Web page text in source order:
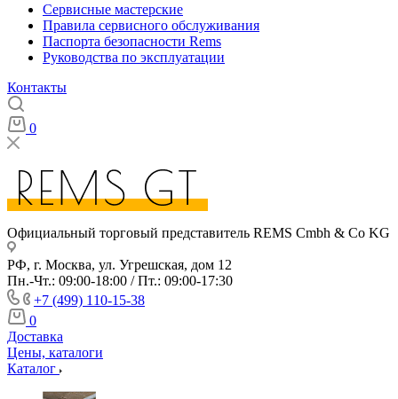
Сервисные мастерские
Правила сервисного обслуживания
Паспорта безопасности Rems
Руководства по эксплуатации
Контакты
0
Официальный торговый представитель REMS Cmbh & Co KG
РФ, г. Москва, ул. Угрешская, дом 12
Пн.-Чт.: 09:00-18:00 / Пт.: 09:00-17:30
+7 (499) 110-15-38
0
Доставка
Цены, каталоги
Каталог